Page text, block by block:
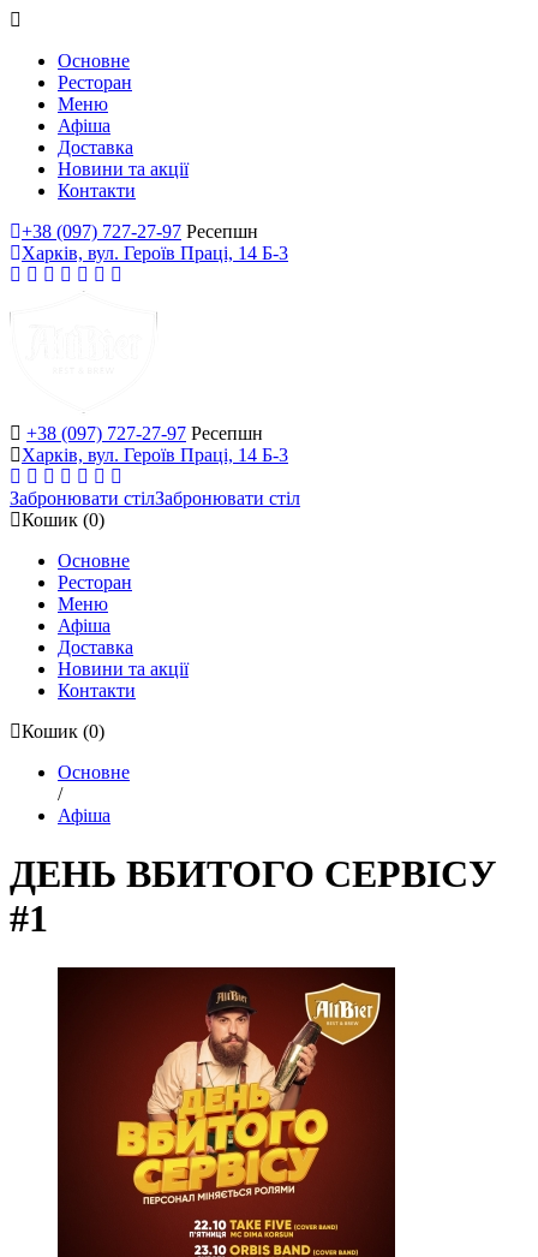
Основне
Ресторан
Меню
Афіша
Доставка
Новини та акції
Контакти
+38 (097) 727-27-97 Ресепшн
Харків, вул. Героїв Праці, 14 Б-3
+38 (097) 727-27-97 Ресепшн
Харків, вул. Героїв Праці, 14 Б-3
Забронювати стілЗабронювати стіл
Кошик (0)
Основне
Ресторан
Меню
Афіша
Доставка
Новини та акції
Контакти
Кошик (0)
Основне
/
Афіша
ДЕНЬ ВБИТОГО СЕРВІСУ
#1